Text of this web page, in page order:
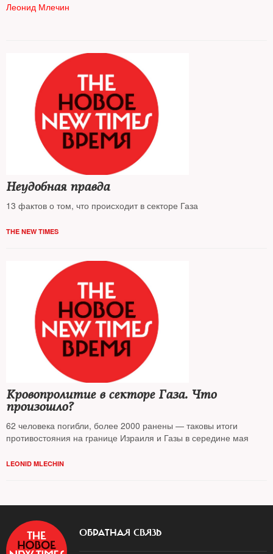
Леонид Млечин
Неудобная правда
13 фактов о том, что происходит в секторе Газа
THE NEW TIMES
Кровопролитие в секторе Газа. Что
произошло?
62 человека погибли, более 2000 ранены — таковы итоги
противостояния на границе Израиля и Газы в середине мая
LEONID MLECHIN
ОБРАТНАЯ СВЯЗЬ